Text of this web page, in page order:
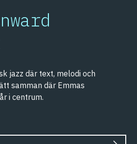
jazz där text, melodi och
samman där Emmas
i centrum.